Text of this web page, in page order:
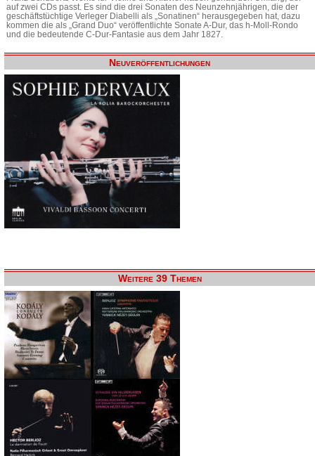
auf zwei CDs passt. Es sind die drei Sonaten des Neunzehnjährigen, die der
geschäftstüchtige Verleger Diabelli als „Sonatinen“ herausgegeben hat, dazu
kommen die als „Grand Duo“ veröffentlichte Sonate A-Dur, das h-Moll-Rondo
und die bedeutende C-Dur-Fantasie aus dem Jahr 1827.
Neuveröffentlichungen
Weitere 39 Themen